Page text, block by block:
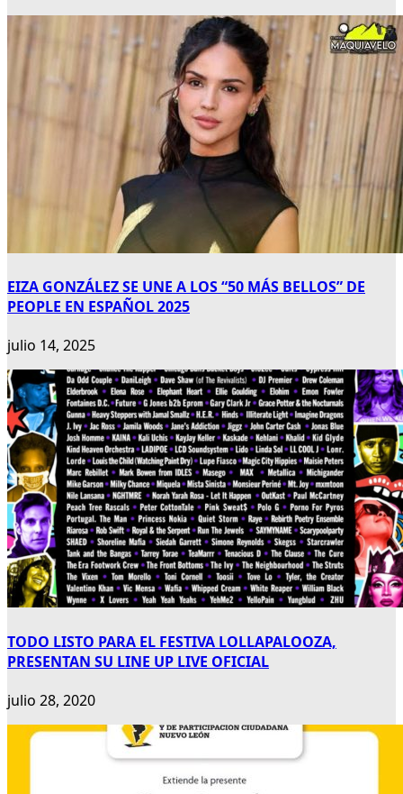
EIZA GONZÁLEZ SE UNE A LOS “50 MÁS BELLOS” DE
PEOPLE EN ESPAÑOL 2025
julio 14, 2025
TODO LISTO PARA EL FESTIVA LOLLAPALOOZA,
PRESENTAN SU LINE UP LIVE OFICIAL
julio 28, 2020